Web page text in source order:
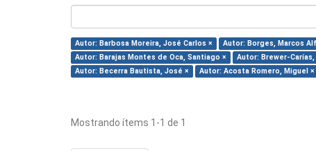
Autor: Barbosa Moreira, José Carlos × Autor: Borges, Marcos
Autor: Barajas Montes de Oca, Santiago ×
Autor: Brewer-Carías,
Autor: Becerra Bautista, José ×
Autor: Acosta Romero, Miguel ×
Mostrando ítems 1-1 de 1